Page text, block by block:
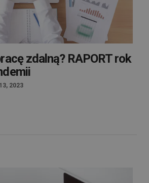
zdalną? RAPORT rok
2023